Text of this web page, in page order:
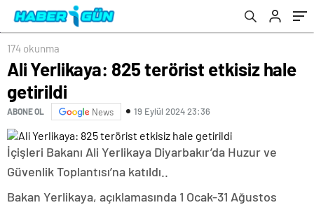
174 okunma
Ali Yerlikaya: 825 terörist etkisiz hale
getirildi
ABONE OL News 19 Eylül 2024 23:36
İçişleri Bakanı Ali Yerlikaya Diyarbakır’da Huzur ve
Güvenlik Toplantısı’na katıldı..
Bakan Yerlikaya, açıklamasında 1 Ocak-31 Ağustos